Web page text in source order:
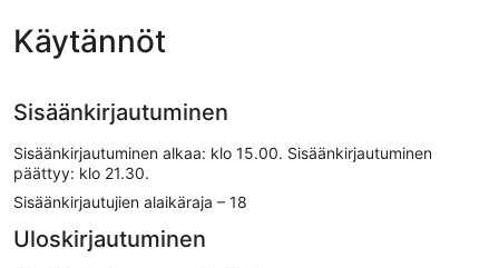
Käytännöt
Sisäänkirjautuminen
Sisäänkirjautuminen alkaa: klo 15.00. Sisäänkirjautuminen
päättyy: klo 21.30.
Sisäänkirjautujien alaikäraja – 18
Uloskirjautuminen